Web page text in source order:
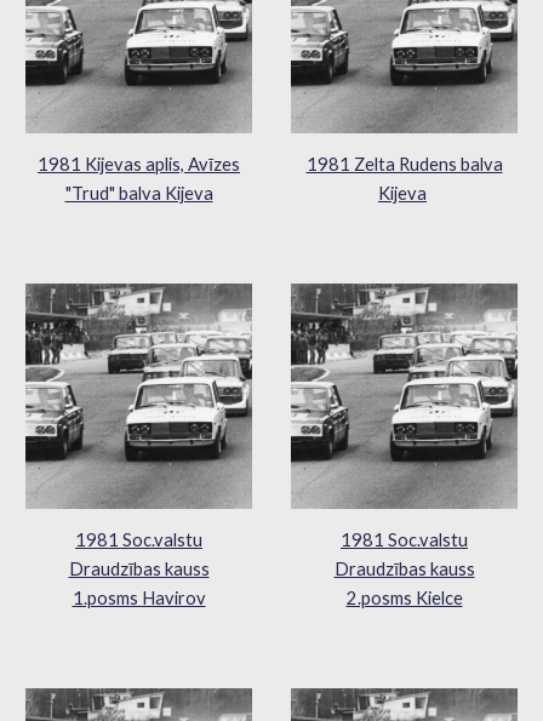
1981 Kijevas aplis, Avīzes
"Trud" balva Kijeva
1981 Zelta Rudens balva
Kijeva
1981 Soc.valstu
Draudzības kauss
1.posms Havirov
1981 Soc.valstu
Draudzības kauss
2.posms Kielce